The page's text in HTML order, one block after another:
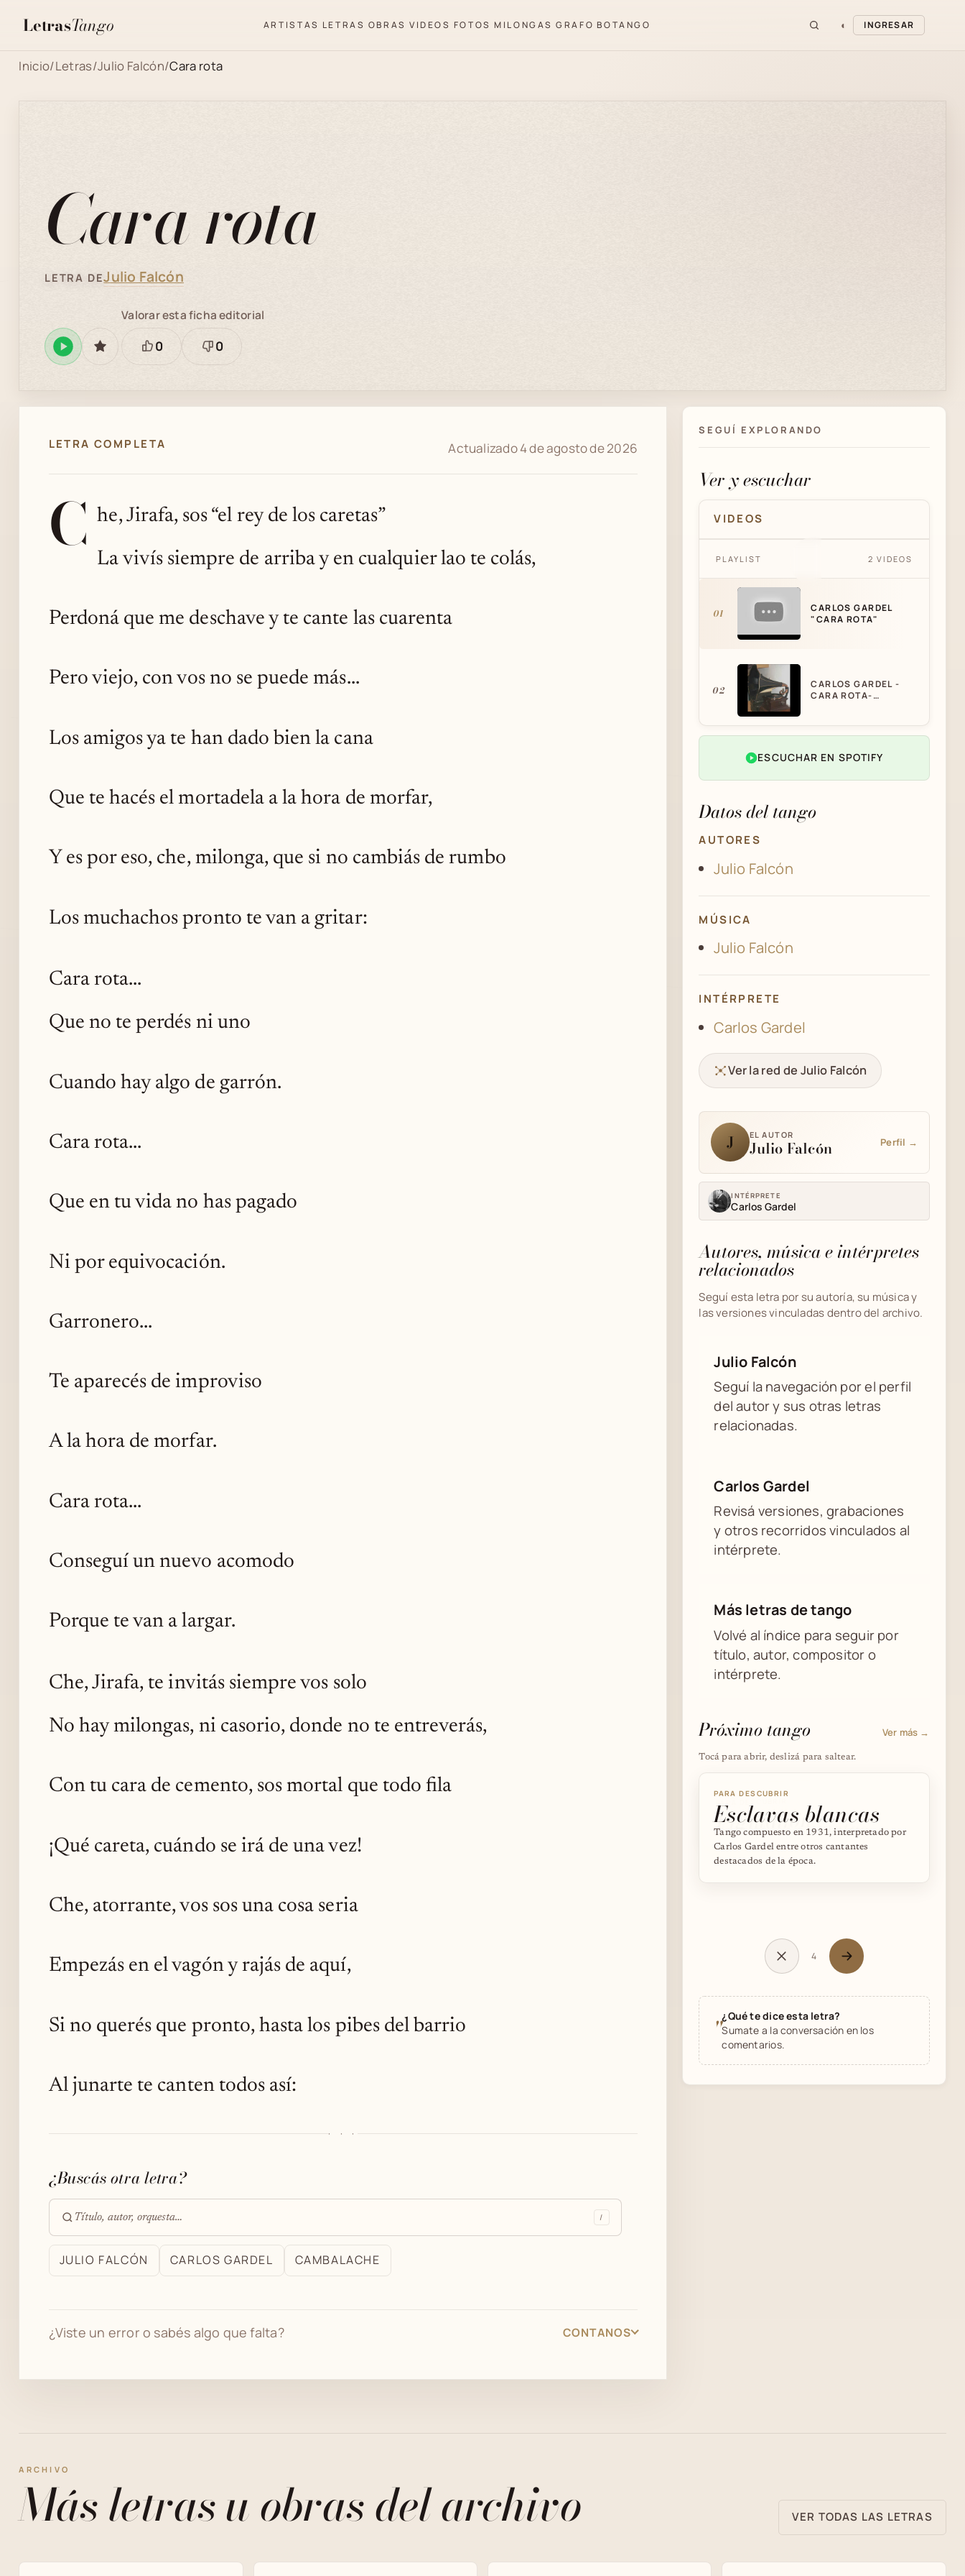
LetrasTango ARTISTAS LETRAS OBRAS VIDEOS FOTOS MILONGAS GRAFO BOTANGO ◐ INGRESAR
Inicio/Letras/Julio Falcón/Cara rota
Cara rota
LETRA DEJulio Falcón
ReproducirGUARDAR
Valorar esta ficha editorial
Está
0
Necesita
0
LETRA COMPLETA Actualizado 4 de agosto de 2026
C he, Jirafa, sos “el rey de los caretas”
La vivís siempre de arriba y en cualquier lao te colás,
Perdoná que me deschave y te cante las cuarenta
Pero viejo, con vos no se puede más...
Los amigos ya te han dado bien la cana
Que te hacés el mortadela a la hora de morfar,
Y es por eso, che, milonga, que si no cambiás de rumbo
Los muchachos pronto te van a gritar:
Cara rota...
Que no te perdés ni uno
Cuando hay algo de garrón.
Cara rota...
Que en tu vida no has pagado
Ni por equivocación.
Garronero...
Te aparecés de improviso
A la hora de morfar.
Cara rota...
Conseguí un nuevo acomodo
Porque te van a largar.
Che, Jirafa, te invitás siempre vos solo
No hay milongas, ni casorio, donde no te entreverás,
Con tu cara de cemento, sos mortal que todo fila
¡Qué careta, cuándo se irá de una vez!
Che, atorrante, vos sos una cosa seria
Empezás en el vagón y rajás de aquí,
Si no querés que pronto, hasta los pibes del barrio
Al junarte te canten todos así:
· · ·
¿Buscás otra letra?
Buscar
en
/
JULIO FALCÓN CARLOS GARDEL CAMBALACHE
¿Viste un error o sabés algo que falta? CONTANOS
SEGUÍ EXPLORANDO
Ver y escuchar
VIDEOS
CARLOS GARDEL "CARA ROTA"
PLAYLIST 2 VIDEOS
01
CARLOS GARDEL
"CARA ROTA"
02
CARLOS GARDEL -
CARA ROTA-
ESCUCHAR EN SPOTIFY
Datos del tango
AUTORES
Julio Falcón
MÚSICA
Julio Falcón
INTÉRPRETE
Carlos Gardel
Ver la red de Julio Falcón
J EL AUTOR
Julio Falcón Perfil →
INTÉRPRETE
Carlos Gardel
Autores, música e intérpretes
relacionados
Seguí esta letra por su autoría, su música y
las versiones vinculadas dentro del archivo.
Julio Falcón
Seguí la navegación por el perfil
del autor y sus otras letras
relacionadas.
Carlos Gardel
Revisá versiones, grabaciones
y otros recorridos vinculados al
intérprete.
Más letras de tango
Volvé al índice para seguir por
título, autor, compositor o
intérprete.
Próximo tango Ver más →
Tocá para abrir, deslizá para saltear.
PARA DESCUBRIR
Esclavas blancas
Tango compuesto en 1931, interpretado por
Carlos Gardel entre otros cantantes
destacados de la época.
Pigmalión
PARA DESCUBRIR
Cielo de cometas
4
"¿Qué te dice esta letra?
Sumate a la conversación en los
comentarios.
ARCHIVO
Más letras u obras del archivo VER TODAS LAS LETRAS